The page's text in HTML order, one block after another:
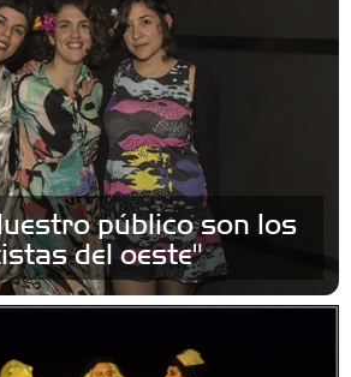
público son los
del oeste"